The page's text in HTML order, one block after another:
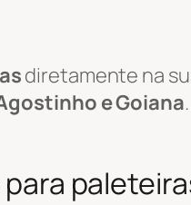
diretamente na
e Goiana